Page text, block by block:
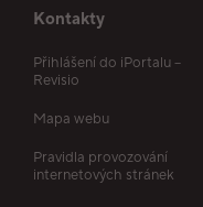
Kontakty
Přihlášení do iPortalu –
Revisio
Mapa webu
Pravidla provozování
internetových stránek